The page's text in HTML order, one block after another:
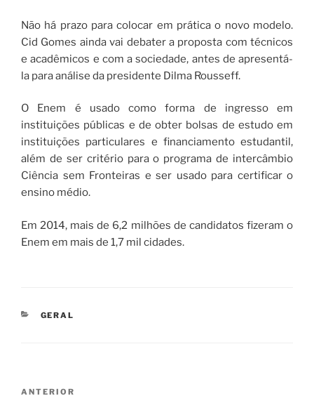
Não há prazo para colocar em prática o novo modelo.
Cid Gomes ainda vai debater a proposta com técnicos
e acadêmicos e com a sociedade, antes de apresentá-
la para análise da presidente Dilma Rousseff.
O Enem é usado como forma de ingresso em
instituições públicas e de obter bolsas de estudo em
instituições particulares e financiamento estudantil,
além de ser critério para o programa de intercâmbio
Ciência sem Fronteiras e ser usado para certificar o
ensino médio.
Em 2014, mais de 6,2 milhões de candidatos fizeram o
Enem em mais de 1,7 mil cidades.
CATEGORIAS
GERAL
Navegação
Post
ANTERIOR